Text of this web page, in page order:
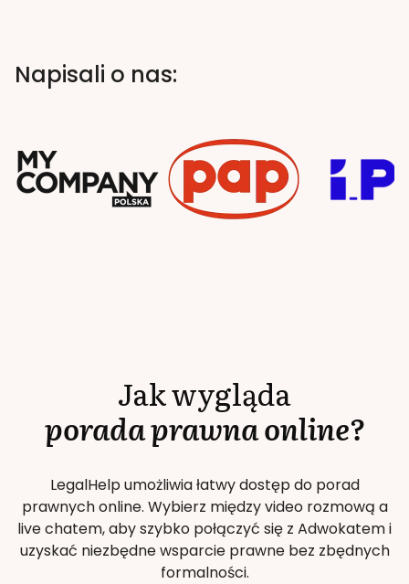
Napisali o nas:
Jak wygląda
porada prawna online?
LegalHelp umożliwia łatwy dostęp do porad
prawnych online. Wybierz między video rozmową a
live chatem, aby szybko połączyć się z Adwokatem i
uzyskać niezbędne wsparcie prawne bez zbędnych
formalności.